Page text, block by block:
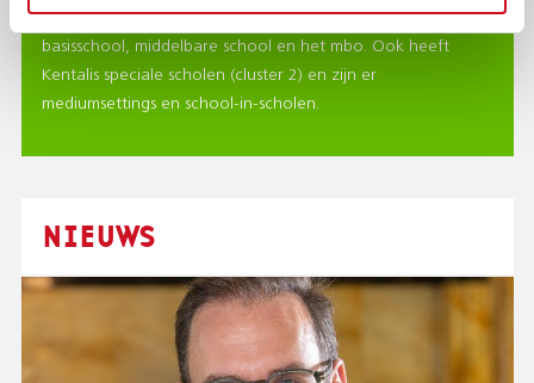
helpen onze ambulant begeleiders leerlingen op de
basisschool, middelbare school en het mbo. Ook heeft
Kentalis speciale scholen (cluster 2) en zijn er
mediumsettings en school-in-scholen.
NIEUWS